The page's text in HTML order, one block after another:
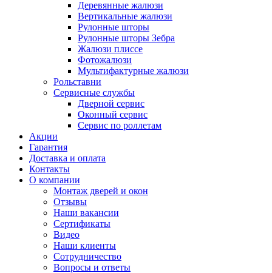
Деревянные жалюзи
Вертикальные жалюзи
Рулонные шторы
Рулонные шторы Зебра
Жалюзи плиссе
Фотожалюзи
Мультифактурные жалюзи
Рольставни
Сервисные службы
Дверной сервис
Оконный сервис
Сервис по роллетам
Акции
Гарантия
Доставка и оплата
Контакты
О компании
Монтаж дверей и окон
Отзывы
Наши вакансии
Сертификаты
Видео
Наши клиенты
Сотрудничество
Вопросы и ответы